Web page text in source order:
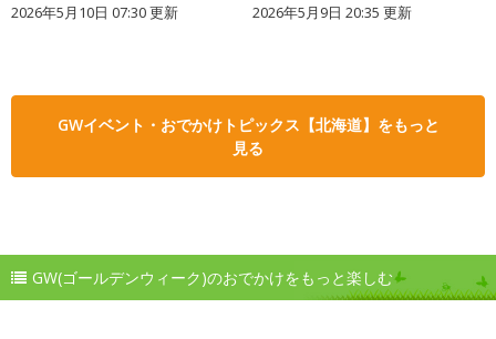
2026年5月10日 07:30 更新 2026年5月9日 20:35 更新
GWイベント・おでかけトピックス【北海道】をもっと
見る
GW(ゴールデンウィーク)のおでかけをもっと楽しむ